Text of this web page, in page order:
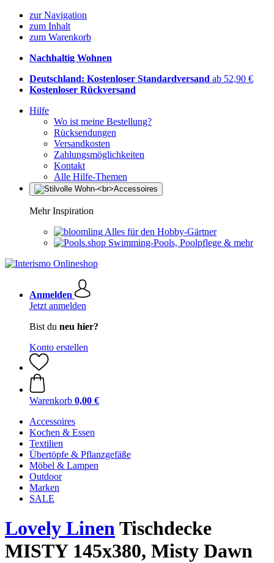
zur Navigation
zum Inhalt
zum Warenkorb
Nachhaltig Wohnen
Deutschland: Kostenloser Standardversand ab 52,90 €
Kostenloser Rückversand
Hilfe
Wo ist meine Bestellung?
Rücksendungen
Versandkosten
Zahlungsmöglichkeiten
Kontakt
Alle Hilfe-Themen
Mehr Inspiration
Alles für den Hobby-Gärtner
Swimming-Pools, Poolpflege & mehr
Anmelden
Jetzt anmelden
Bist du neu hier?
Konto erstellen
Warenkorb 0,00 €
Accessoires
Kochen & Essen
Textilien
Übertöpfe & Pflanzgefäße
Möbel & Lampen
Outdoor
Marken
SALE
Lovely LinenTischdecke
MISTY 145x380, Misty Dawn